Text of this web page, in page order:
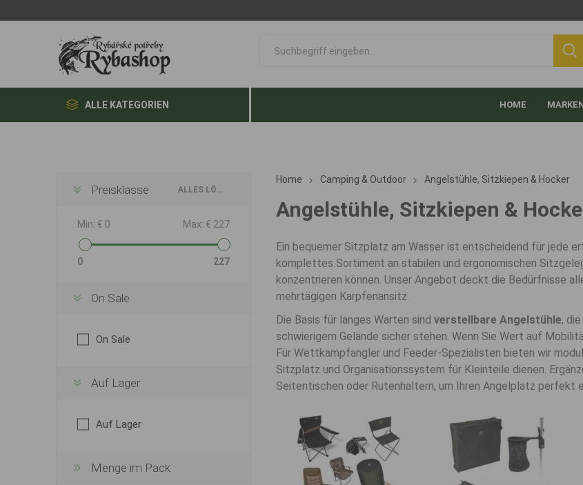
ALLE KATEGORIEN HOME
Home Camping & Outdoor Angelstühle, Sitzkiepen & Hocker
Angelstühle, Sitzkiepen &
Ein bequemer Sitzplatz am Wasser ist entscheidend für jede
komplettes Sortiment an stabilen und ergonomischen
konzentrieren können. Unser Angebot deckt die Bedürfnisse
mehrtägigen Karpfenansitz.
Die Basis für langes Warten sind verstellbare Angelstühle,
schwierigem Gelände sicher stehen. Wenn Sie Wert auf
Für Wettkampfangler und Feeder-Spezialisten bieten wir
Sitzplatz und Organisationssystem für Kleinteile dienen.
Seitentischen oder Rutenhaltern, um Ihren Angelplatz perfekt
ALLES LÖSCHEN
Preisklasse
Min: € 0 Max: € 227
0 227
On Sale
On Sale
Auf Lager
Auf Lager
Menge im Pack